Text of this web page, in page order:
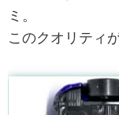
ミ。
このクオリティ